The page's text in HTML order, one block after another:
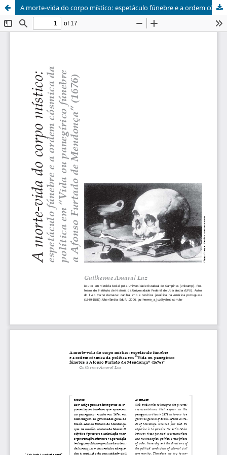
A morte-vida do corpo místico: espetáculo fúnebre e a ordem cósmica da política em "Vida ou panegírico fúnebre a Afonso Furtado de Mendonça (1676)"